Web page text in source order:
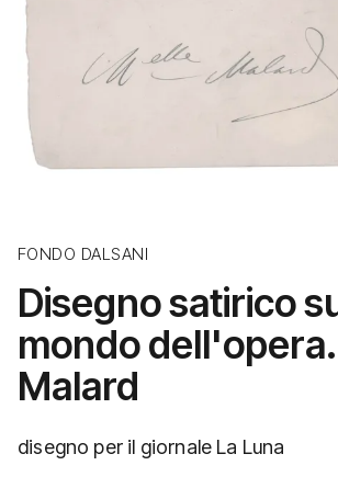
FONDO DALSANI
Disegno satirico
mondo
Malard
disegno per il giornale La Luna